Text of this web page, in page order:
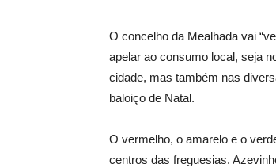
O concelho da Mealhada vai
apelar ao consumo local, seja
cidade, mas também nas
baloiço de Natal.
O vermelho, o amarelo e o
centros das freguesias.